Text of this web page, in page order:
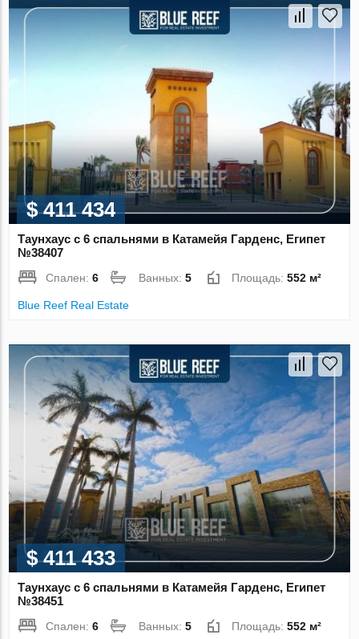
$ 411 434
Таунхаус с 6 спальнями в Катамейя Гарденс, Египет
№38407
Спален:6 Ванных:5 Площадь:552 м²
Blue Reef Real Estate
$ 411 433
Таунхаус с 6 спальнями в Катамейя Гарденс, Египет
№38451
Спален:6 Ванных:5 Площадь:552 м²